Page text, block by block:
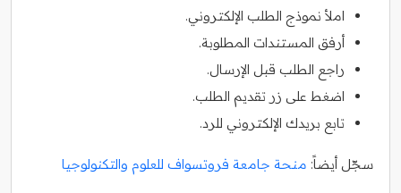
املأ نموذج الطلب الإلكتروني.
أرفق المستندات المطلوبة.
راجع الطلب قبل الإرسال.
اضغط على زر تقديم الطلب.
تابع بريدك الإلكتروني للرد.
سجّل أيضاً: منحة جامعة فروتسواف للعلوم والتكنولوجيا